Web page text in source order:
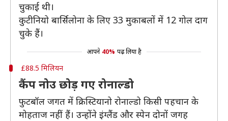
चुकाई थी।
कुटीनियो बार्सिलोना के लिए 33 मुकाबलों में 12 गोल दाग
चुके हैं।
आपने 40% पढ़ लिया है
£88.5 मिलियन
कैंप नोउ छोड़ गए रोनाल्डो
फुटबॉल जगत में क्रिस्टियानो रोनाल्डो किसी पहचान के
मोहताज नहीं हैं। उन्होंने इंग्लैंड और स्पेन दोनों जगह